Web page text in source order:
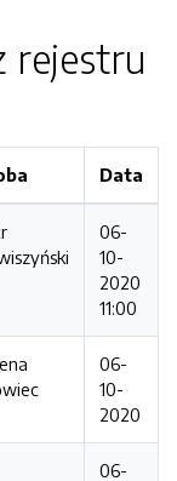
rejestru
Data
06-
10-
2020
11:00
06-
10-
2020
06-